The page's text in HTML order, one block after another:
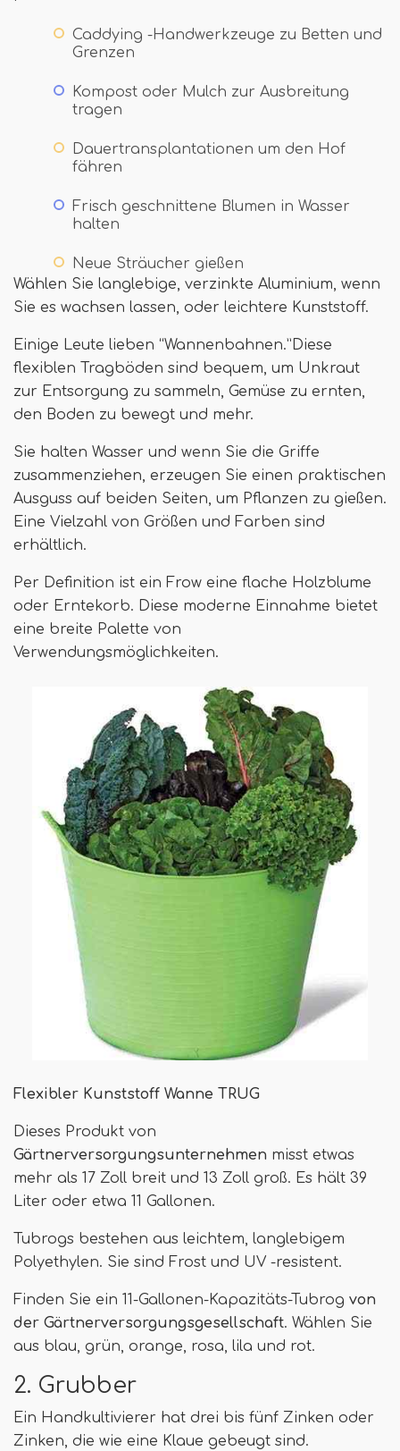
Caddying -Handwerkzeuge zu Betten und
Grenzen
Kompost oder Mulch zur Ausbreitung
tragen
Dauertransplantationen um den Hof
fähren
Frisch geschnittene Blumen in Wasser
halten
Neue Sträucher gießen
Wählen Sie langlebige, verzinkte Aluminium, wenn
Sie es wachsen lassen, oder leichtere Kunststoff.
Einige Leute lieben “Wannenbahnen.”Diese
flexiblen Tragböden sind bequem, um Unkraut
zur Entsorgung zu sammeln, Gemüse zu ernten,
den Boden zu bewegt und mehr.
Sie halten Wasser und wenn Sie die Griffe
zusammenziehen, erzeugen Sie einen praktischen
Ausguss auf beiden Seiten, um Pflanzen zu gießen.
Eine Vielzahl von Größen und Farben sind
erhältlich.
Per Definition ist ein Frow eine flache Holzblume
oder Erntekorb. Diese moderne Einnahme bietet
eine breite Palette von
Verwendungsmöglichkeiten.
Flexibler Kunststoff Wanne TRUG
Dieses Produkt von
Gärtnerversorgungsunternehmen misst etwas
mehr als 17 Zoll breit und 13 Zoll groß. Es hält 39
Liter oder etwa 11 Gallonen.
Tubrogs bestehen aus leichtem, langlebigem
Polyethylen. Sie sind Frost und UV -resistent.
Finden Sie ein 11-Gallonen-Kapazitäts-Tubrog von
der Gärtnerversorgungsgesellschaft. Wählen Sie
aus blau, grün, orange, rosa, lila und rot.
2. Grubber
Ein Handkultivierer hat drei bis fünf Zinken oder
Zinken, die wie eine Klaue gebeugt sind.